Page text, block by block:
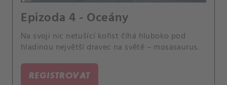
Epizoda 4 - Oceány
Na svoji nic netušící kořist číhá hluboko pod
hladinou největší dravec na světě – mosasaurus.
REGISTROVAT